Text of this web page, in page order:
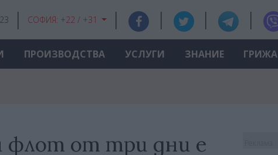
СОФИЯ: +22 / +31
ПРОИЗВОДСТВА УСЛУГИ ЗНАНИЕ ГРИЖА
флот от три дни е